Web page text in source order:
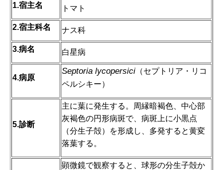
1.宿主名 トマト
2.宿主科名 ナス科
3.病名 白星病
4.病原
Septoria lycopersici （セプトリア・リコ
ペルシキー）
5.診断
主に葉に発生する。周縁暗褐色、中心部
灰褐色の円形病斑で、病斑上に小黒点
（分生子殻）を形成し、多発すると黄変
落葉する。
顕微鏡で観察すると、球形の分生子殻か